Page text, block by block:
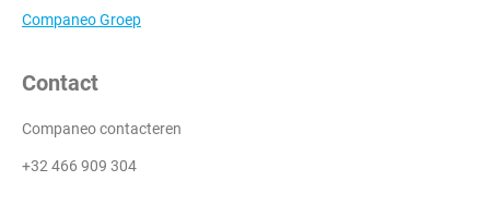
Companeo Groep
Contact
Companeo contacteren
+32 466 909 304